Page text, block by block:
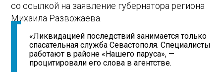
со ссылкой на заявление губернатора региона
Михаила Развожаева.
«Ликвидацией последствий занимается только
спасательная служба Севастополя. Специалисты
работают в районе «Нашего паруса», —
процитировали его слова в агентстве.